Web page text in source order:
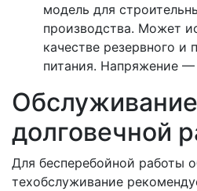
модель для
производства. Может
качестве резервного и
питания. Напряжение
долговечной
Для бесперебойной работы
техобслуживание